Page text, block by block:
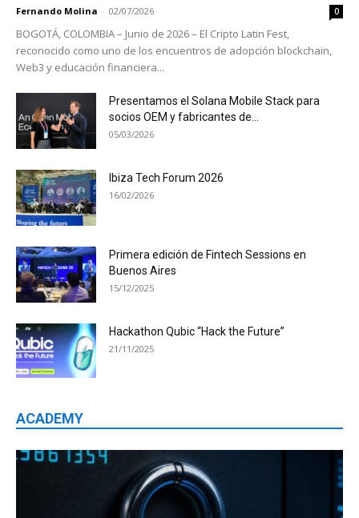
Fernando Molina - 02/07/2026 0
BOGOTÁ, COLOMBIA – Junio de 2026 – El Cripto Latin Fest,
reconocido como uno de los encuentros de adopción blockchain,
Web3 y educación financiera...
Presentamos el Solana Mobile Stack para
socios OEM y fabricantes de...
05/03/2026
Ibiza Tech Forum 2026
16/02/2026
Primera edición de Fintech Sessions en
Buenos Aires
15/12/2025
Hackathon Qubic “Hack the Future”
21/11/2025
ACADEMY